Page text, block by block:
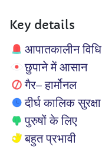
Key details
आपातकालीन विधि
छुपाने में आसान
गैर– हार्मोनल
दीर्घ कालिक सुरक्षा
पुरुषों के लिए
बहुत प्रभावी